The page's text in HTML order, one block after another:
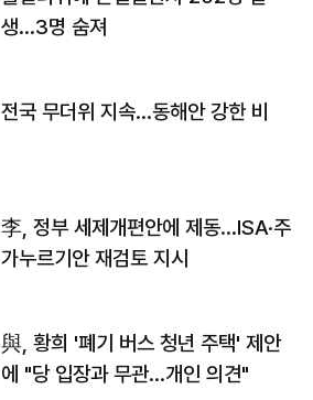
생…3명 숨져
전국 무더위 지속…동해안 강한 비
李, 정부 세제개편안에 제동…ISA·주
가누르기안 재검토 지시
與, 황희 '폐기 버스 청년 주택' 제안
에 "당 입장과 무관…개인 의견"